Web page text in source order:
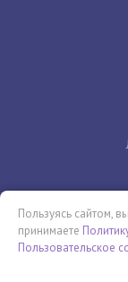
Пользуясь сайтом,
принимаете
Пользовательское